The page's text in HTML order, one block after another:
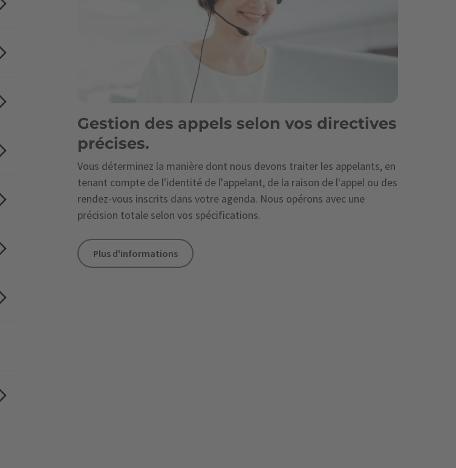
Gestion des appels selon vos directives
précises.
Vous déterminez la manière dont nous devons traiter les appelants, en
tenant compte de l'identité de l'appelant, de la raison de l'appel ou des
rendez-vous inscrits dans votre agenda. Nous opérons avec une
précision totale selon vos spécifications.
Plus d'informations